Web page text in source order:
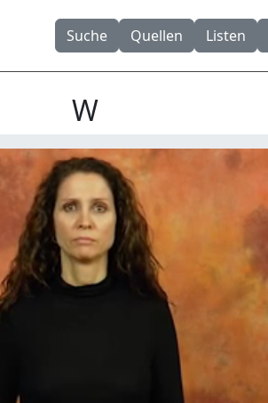
Suche Quellen Listen
W